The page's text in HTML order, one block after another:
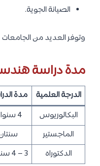
الصيانة الجوية.
وتوفر العديد من الجامعات
مدة دراسة
الدرجة العلمية
مدة
البكالوريوس
4 سنوات
الماجستير
الدكتوراه
3 – 4 سنوات